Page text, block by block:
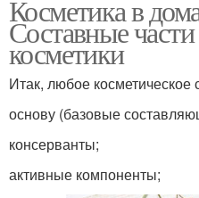
Косметика в
Составные
косметики
Итак, любое косметическое
основу (базовые
консерванты;
активные компоненты;